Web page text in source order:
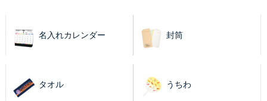
名入れカレンダー 封筒
タオル うちわ